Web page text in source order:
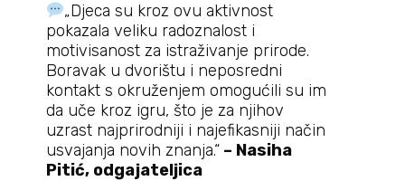
„Djeca su kroz ovu aktivnost
pokazala veliku radoznalost i
motivisanost za istraživanje prirode.
Boravak u dvorištu i neposredni
kontakt s okruženjem omogućili su im
da uče kroz igru, što je za njihov
uzrast najprirodniji i najefikasniji način
usvajanja novih znanja.“– Nasiha
Pitić, odgajateljica